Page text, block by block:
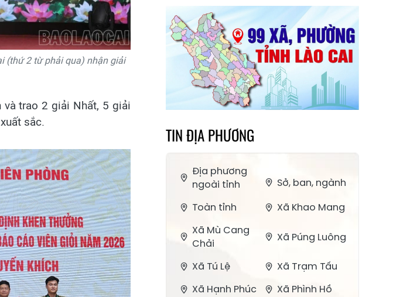
(thứ 2 từ phải qua) nhận giải
và trao 2 giải Nhất, 5 giải
sắc.
TIN ĐỊA PHƯƠNG
Địa phương
ngoài tỉnh
Sở, ban, ngành
Toàn tỉnh
Xã Khao Mang
Xã Mù Cang
Chải
Xã Púng Luông
Xã Tú Lệ
Xã Trạm Tấu
Xã Hạnh Phúc
Xã Phình Hồ